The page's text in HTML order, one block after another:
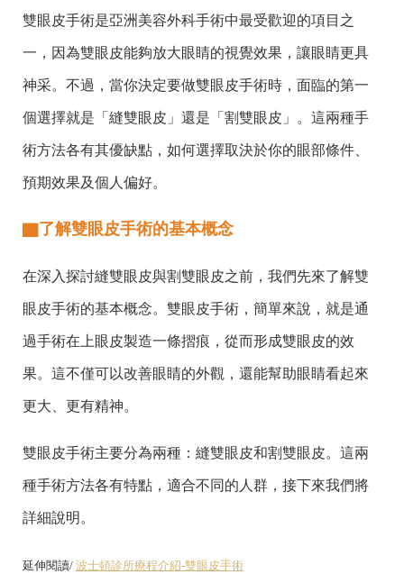
雙眼皮手術是亞洲美容外科手術中最受歡迎的項目之
一，因為雙眼皮能夠放大眼睛的視覺效果，讓眼睛更具
神采。不過，當你決定要做雙眼皮手術時，面臨的第一
個選擇就是「縫雙眼皮」還是「割雙眼皮」。這兩種手
術方法各有其優缺點，如何選擇取決於你的眼部條件、
預期效果及個人偏好。
▇了解雙眼皮手術的基本概念
在深入探討縫雙眼皮與割雙眼皮之前，我們先來了解雙
眼皮手術的基本概念。雙眼皮手術，簡單來說，就是通
過手術在上眼皮製造一條摺痕，從而形成雙眼皮的效
果。這不僅可以改善眼睛的外觀，還能幫助眼睛看起來
更大、更有精神。
雙眼皮手術主要分為兩種：縫雙眼皮和割雙眼皮。這兩
種手術方法各有特點，適合不同的人群，接下來我們將
詳細說明。
延伸閱讀/ 波士頓診所療程介紹-雙眼皮手術